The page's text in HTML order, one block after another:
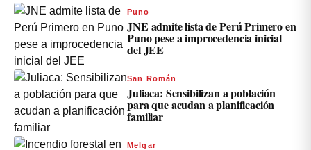
Puno
JNE admite lista de Perú Primero en
Puno pese a improcedencia inicial
del JEE
San Román
Juliaca: Sensibilizan a población
para que acudan a planificación
familiar
Melgar